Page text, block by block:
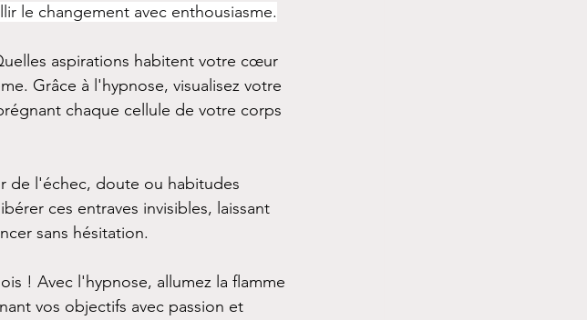
le changement avec enthousiasme.
aspirations habitent votre cœur
Grâce à l'hypnose, visualisez votre
chaque cellule de votre corps
de l'échec, doute ou habitudes
ces entraves invisibles, laissant
sans hésitation.
! Avec l'hypnose, allumez la flamme
vos objectifs avec passion et